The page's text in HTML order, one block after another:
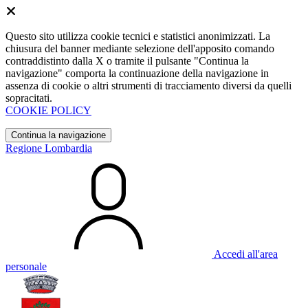
Questo sito utilizza cookie tecnici e statistici anonimizzati. La
chiusura del banner mediante selezione dell'apposito comando
contraddistinto dalla X o tramite il pulsante "Continua la
navigazione" comporta la continuazione della navigazione in
assenza di cookie o altri strumenti di tracciamento diversi da quelli
sopracitati.
COOKIE POLICY
Continua la navigazione
Regione Lombardia
Accedi all'area
personale